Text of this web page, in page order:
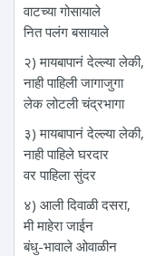
वाटच्या गोसायाले
नित पलंग बसायाले
२) मायबापानं देल्ल्या लेकी,
नाही पाहिली जागाजुगा
लेक लोटली चंद्रभागा
३) मायबापानं देल्ल्या लेकी,
नाही पाहिले घरदार
वर पाहिला सुंदर
४) आली दिवाळी दसरा,
मी माहेरा जाईन
बंधु-भावाले ओवाळीन